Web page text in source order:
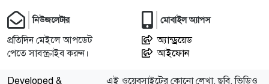
ফিফার বাড়তি সুবিধা পাওয়া নিয়ে যা বললেন মেসি
১৩
১৪
নিউজলেটার
প্রতিদিন মেইলে আপডেট
পেতে সাবস্ক্রাইব করুন।
মোবাইল অ্যাপস
অ্যান্ড্রয়েড
আইফোন
Developed & এই ওয়েবসাইটের কোনো লেখা, ছবি, ভিডিও